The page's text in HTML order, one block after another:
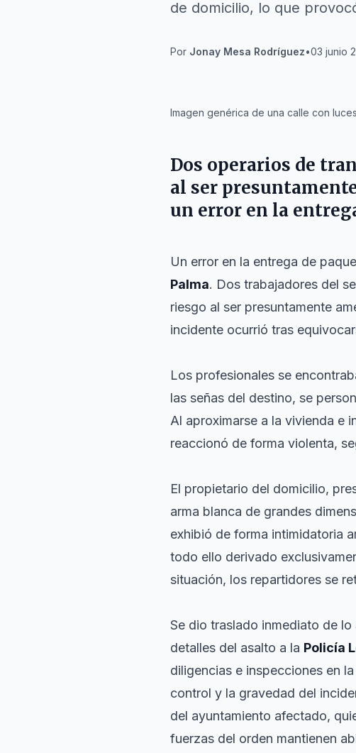
de domicilio, lo que
Por Jonay Mesa Rodríguez•03 junio
Imagen genérica de una calle con
Dos operarios de
al ser
un error en la
Un error en la entrega de
Palma. Dos trabajadores del
riesgo al ser presuntamente
incidente ocurrió tras
Los profesionales se
las señas del destino, se
Al aproximarse a la vivienda e
reaccionó de forma violenta,
El propietario del domicilio,
arma blanca de grandes
exhibió de forma intimidatoria
todo ello derivado
situación, los repartidores se
Se dio traslado inmediato de
detalles del asalto a la Policía
diligencias e inspecciones en
control y la gravedad del
del ayuntamiento afectado,
fuerzas del orden mantienen